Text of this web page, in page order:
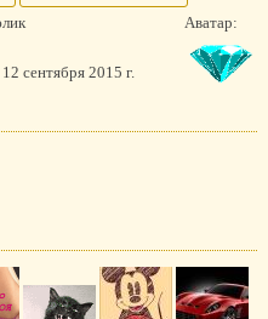
Аватар:
12 сентября 2015 г.